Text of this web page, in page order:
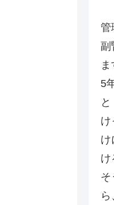
管
副
ま
5
と
け
け
け
そ